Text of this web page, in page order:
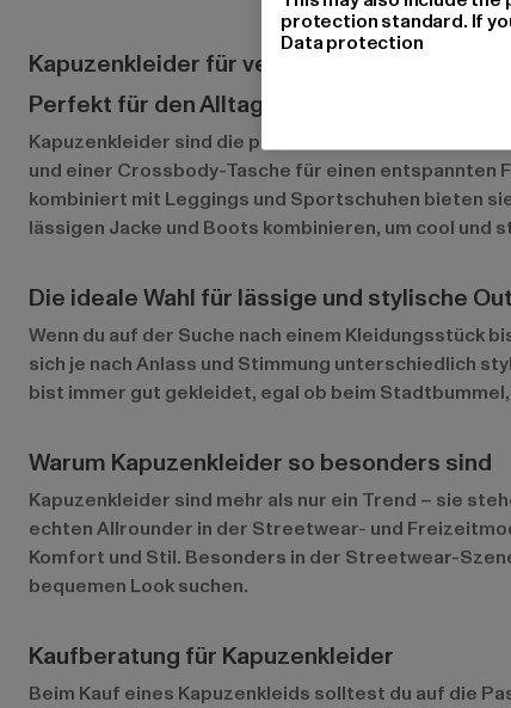
Kapuzenkleider für verschiedene Anlässe
Perfekt für den Alltag, das Fitnessstudio
Kapuzenkleider sind die perfekte Wahl für eine
und einer Crossbody-Tasche für einen
kombiniert mit Leggings und Sportschuhen bieten
lässigen Jacke und Boots kombinieren, um cool und
Die ideale Wahl für lässige und stylische
Wenn du auf der Suche nach einem Kleidungsstück
sich je nach Anlass und Stimmung unterschiedlich
bist immer gut gekleidet, egal ob beim
Warum Kapuzenkleider so besonders sind
Kapuzenkleider sind mehr als nur ein Trend – sie
echten Allrounder in der Streetwear- und
Komfort und Stil. Besonders in der Streetwear-
bequemen Look suchen.
Kaufberatung für Kapuzenkleider
Beim Kauf eines Kapuzenkleids solltest du auf die
protection standard. If
Data protection